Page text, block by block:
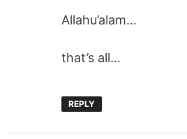
Allahu’alam…
that’s all…
REPLY